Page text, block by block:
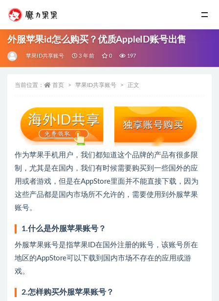
外服苹果id怎么购买？优质AppleID账号出售
苹果ID共享账号 3 年前 0 197
当前位置： 首页 苹果ID共享账号 正文
作为苹果手机用户，我们都知道这个品牌的产品有很多限
制，尤其是在国内，我们有时候需要购买到一些国外的应
用或者游戏，但是在AppStore里面并不能直接下载，因为
这些产品都是国内市场所不允许的，需要使用到外服苹果
账号。
1.什么是外服苹果账号？
外服苹果账号是指苹果ID在国外注册的账号，该账号所在
地区的AppStore可以下载到国内市场不存在的应用或游
戏。
2.怎样购买外服苹果账号？